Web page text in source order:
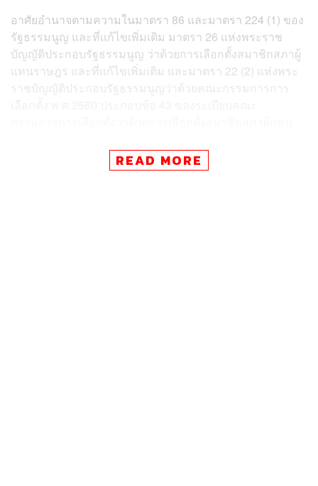
อาศัยอำนาจตามความในมาตรา 86 และมาตรา 224 (1) ของ
รัฐธรรมนูญ และที่แก้ไขเพิ่มเติม มาตรา 26 แห่งพระราช
บัญญัติประกอบรัฐธรรมนูญ ว่าด้วยการเลือกตั้งสมาชิกสภาผู้
แทนราษฎร และที่แก้ไขเพิ่มเติม และมาตรา 22 (2) แห่งพระ
ราชบัญญัติประกอบรัฐธรรมนูญว่าด้วยคณะกรรมการการ
จำนวนราษฎรทั่วราชอาณาจักร ตามหลักฐานการทะเบียน
ราษฎร ณ วันที่ 31 ธันวาคม 2567 ที่ประกาศในราชกิจจานุ
READ MORE